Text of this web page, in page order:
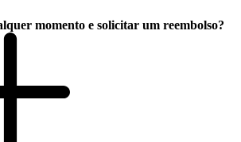
momento e solicitar um reembolso?